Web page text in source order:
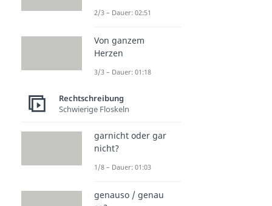
2/3 – Dauer: 02:51
Von ganzem
Herzen
3/3 – Dauer: 01:18
Rechtschreibung
Schwierige Floskeln
garnicht oder gar
nicht?
1/8 – Dauer: 01:03
genauso / genau